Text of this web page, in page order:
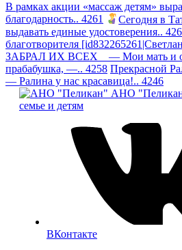
В рамках акции «массаж детям»
благодарность.. 4261
Сегодня в
выдавать единые удостоверения..
благотворителя
ЗАБРАЛ ИХ ВСЕХ — Мои мать и
прабабушка, —.. 4258 Прекрасной
— Ралина у нас красавица!.. 4246
АНО
семье и детям
ВКонтакте